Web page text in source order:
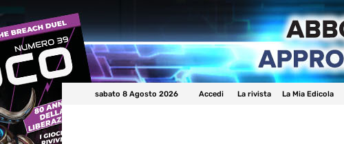
sabato 8 Agosto 2026 Accedi La rivista La Mia Edicola